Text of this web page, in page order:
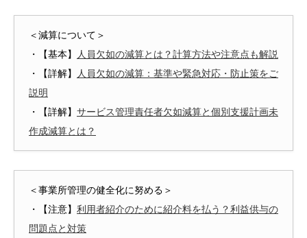
＜減算について＞
・【基本】
人員欠如の減算とは？計算方法や注意点も解説
・【詳解】
人員欠如の減算：基準や緊急対応・防止策をご
説明
・【詳解】 サービス管理責任者欠如減算と個別支援計画未
作成減算とは？
＜事業所管理の健全化に努める＞
・【注意】 利用者紹介のために紹介料を払う？利益供与の
問題点と対策